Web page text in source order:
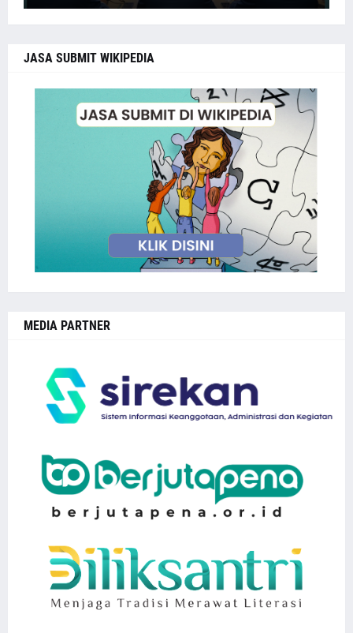
JASA SUBMIT WIKIPEDIA
MEDIA PARTNER